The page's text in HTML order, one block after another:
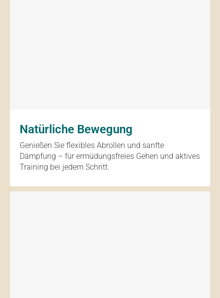
Natürliche Bewegung
Genießen Sie flexibles Abrollen und sanfte
Dämpfung – für ermüdungsfreies Gehen und aktives
Training bei jedem Schritt.